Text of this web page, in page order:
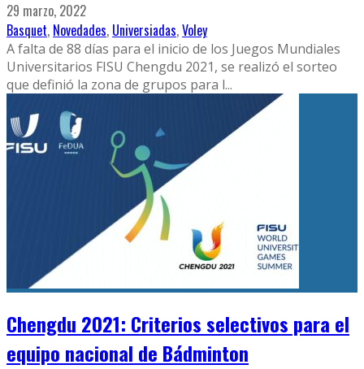
29 marzo, 2022
Basquet, Novedades, Universiadas,Voley
A falta de 88 días para el inicio de los Juegos Mundiales
Universitarios FISU Chengdu 2021, se realizó el sorteo
que definió la zona de grupos para l...
Chengdu 2021: Criterios selectivos para el
equipo nacional de Bádminton